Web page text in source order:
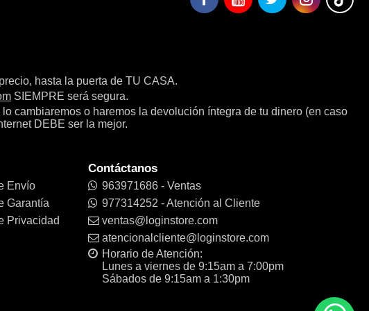
hasta la puerta de TU CASA.
SIEMPRE será segura.
cambiaremos o haremos la devolución íntegra de tu dinero (en caso
DEBE ser la mejor.
Envío
Garantía
Privacidad
Contáctanos
963971686 - Ventas
977314252 - Atención al Cliente
ventas@loginstore.com
atencionalcliente@loginstore.com
Horario de Atención:
Lunes a viernes de 9:15am a 7:00pm
Sábados de 9:15am a 1:30pm